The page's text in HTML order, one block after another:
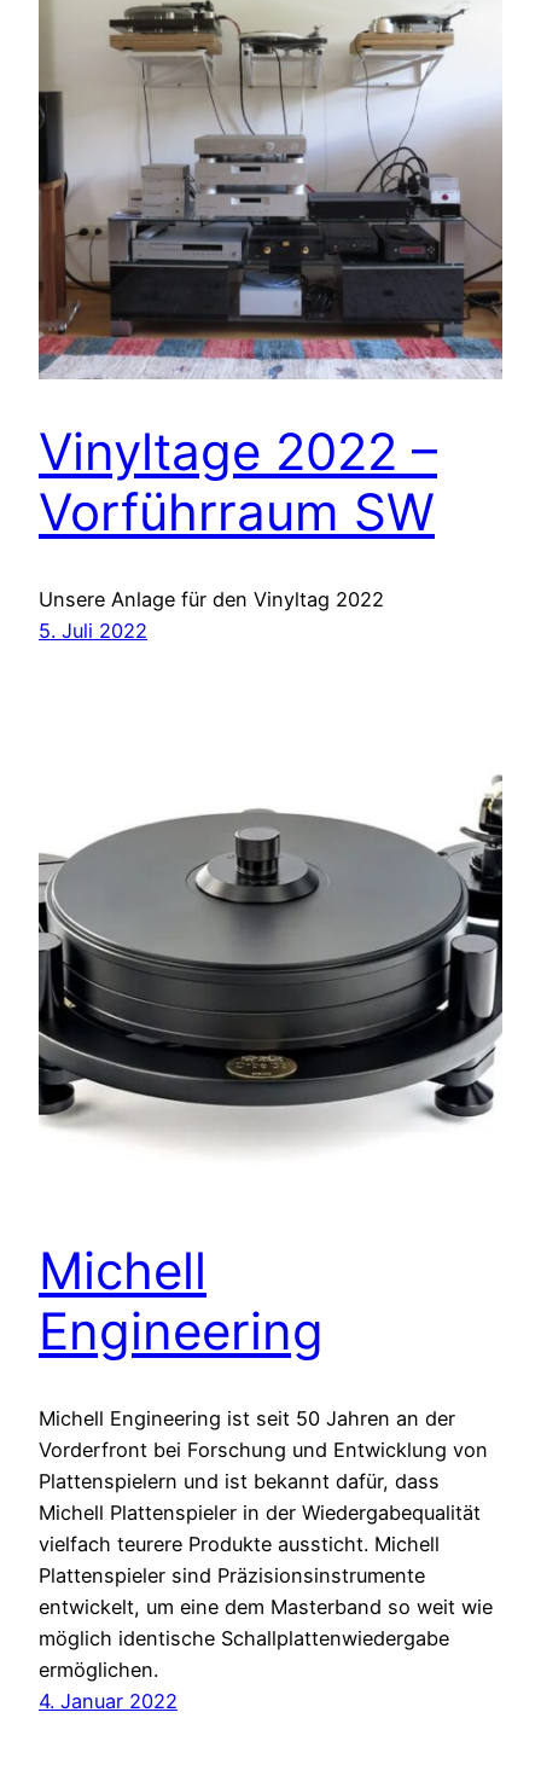
Vinyltage 2022 –
Vorführraum SW
Unsere Anlage für den Vinyltag 2022
5. Juli 2022
Michell
Engineering
Michell Engineering ist seit 50 Jahren an der
Vorderfront bei Forschung und Entwicklung von
Plattenspielern und ist bekannt dafür, dass
Michell Plattenspieler in der Wiedergabequalität
vielfach teurere Produkte aussticht. Michell
Plattenspieler sind Präzisionsinstrumente
entwickelt, um eine dem Masterband so weit wie
möglich identische Schallplattenwiedergabe
ermöglichen.
4. Januar 2022